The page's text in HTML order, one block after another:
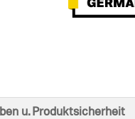
u. Produktsicherheit